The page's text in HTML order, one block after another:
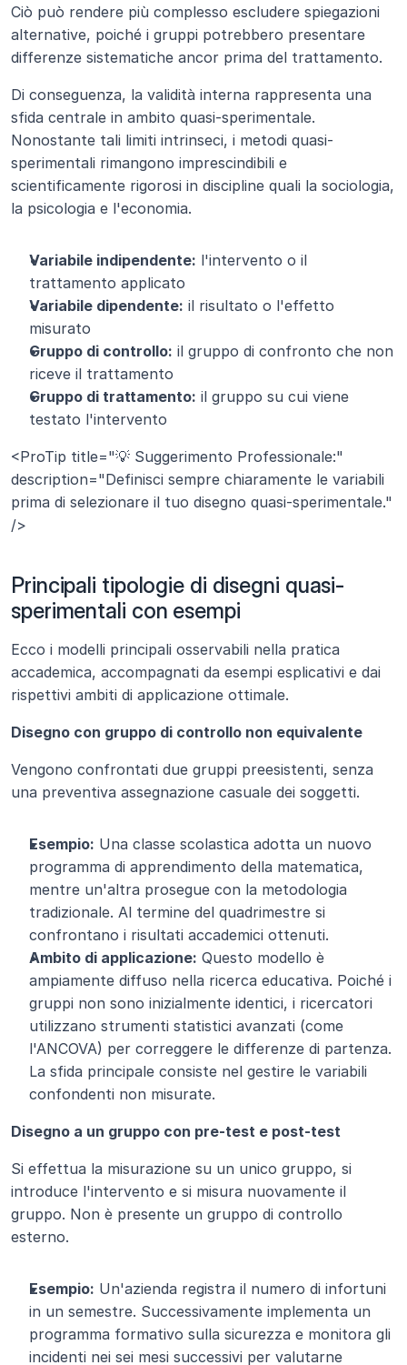
Ciò può rendere più complesso escludere spiegazioni
alternative, poiché i gruppi potrebbero presentare
differenze sistematiche ancor prima del trattamento.
Di conseguenza, la validità interna rappresenta una
sfida centrale in ambito quasi-sperimentale.
Nonostante tali limiti intrinseci, i metodi quasi-
sperimentali rimangono imprescindibili e
scientificamente rigorosi in discipline quali la sociologia,
la psicologia e l'economia.
Variabile indipendente: l'intervento o il
trattamento applicato
Variabile dipendente: il risultato o l'effetto
misurato
Gruppo di controllo: il gruppo di confronto che non
riceve il trattamento
Gruppo di trattamento: il gruppo su cui viene
testato l'intervento
<ProTip title="💡 Suggerimento Professionale:"
description="Definisci sempre chiaramente le variabili
prima di selezionare il tuo disegno quasi-sperimentale."
/>
Principali tipologie di disegni quasi-
sperimentali con esempi
Ecco i modelli principali osservabili nella pratica
accademica, accompagnati da esempi esplicativi e dai
rispettivi ambiti di applicazione ottimale.
Disegno con gruppo di controllo non equivalente
Vengono confrontati due gruppi preesistenti, senza
una preventiva assegnazione casuale dei soggetti.
Esempio: Una classe scolastica adotta un nuovo
programma di apprendimento della matematica,
mentre un'altra prosegue con la metodologia
tradizionale. Al termine del quadrimestre si
confrontano i risultati accademici ottenuti.
Ambito di applicazione: Questo modello è
ampiamente diffuso nella ricerca educativa. Poiché i
gruppi non sono inizialmente identici, i ricercatori
utilizzano strumenti statistici avanzati (come
l'ANCOVA) per correggere le differenze di partenza.
La sfida principale consiste nel gestire le variabili
confondenti non misurate.
Disegno a un gruppo con pre-test e post-test
Si effettua la misurazione su un unico gruppo, si
introduce l'intervento e si misura nuovamente il
gruppo. Non è presente un gruppo di controllo
esterno.
Esempio: Un'azienda registra il numero di infortuni
in un semestre. Successivamente implementa un
programma formativo sulla sicurezza e monitora gli
incidenti nei sei mesi successivi per valutarne